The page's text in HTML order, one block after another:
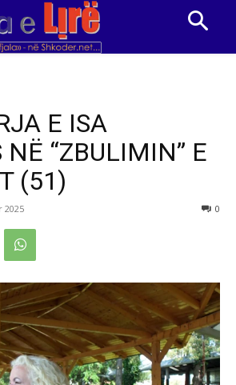
E ISA
NË “ZBULIMIN” E
(51)
2025 0